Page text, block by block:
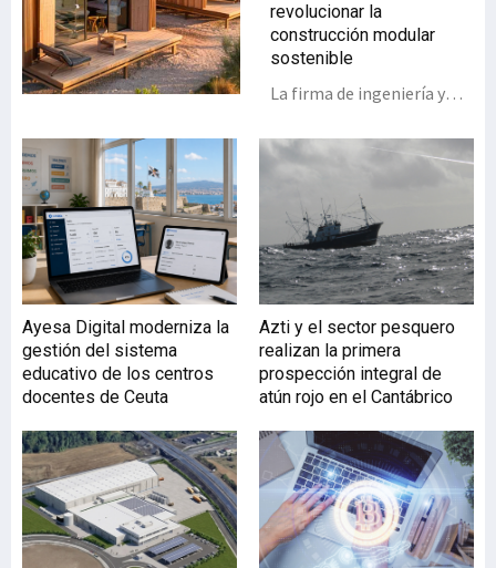
revolucionar la
construcción modular
sostenible
La firma de ingeniería y
especializada en
soluciones sostenibles
frente al cambio
climático, 360 Soluciones
Cambio Climático, ha
decidido invertir en Atom
Modular, compañía vasca
industrializado de
construcción modular
basado en economía
circular, metodología BIM
y estándares de
sostenibilidad, cuyo
proyecto puede
consultarse en
getatom.xyz. La inversión
se instrumenta a través de
Ayesa Digital moderniza la
gestión del sistema
educativo de los centros
docentes de Ceuta
Azti y el sector pesquero
realizan la primera
prospección integral de
atún rojo en el Cantábrico